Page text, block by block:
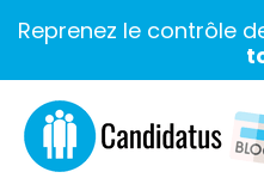
Aller
contenu
Reprenez le contrôle